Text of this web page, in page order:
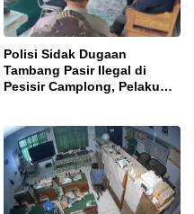
Polisi Sidak Dugaan
Tambang Pasir Ilegal di
Pesisir Camplong, Pelaku